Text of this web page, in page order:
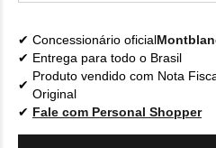
Concessionário oficial
Entrega para todo o Brasil
Produto vendido com Nota
Original
Fale com Personal Shopper